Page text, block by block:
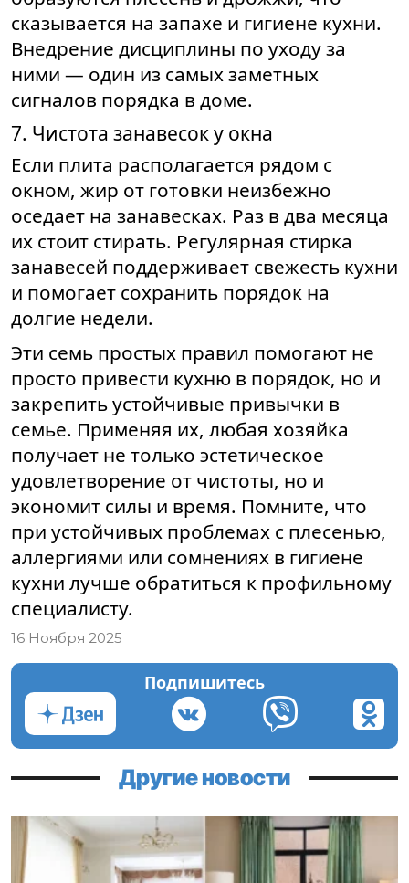
сказывается на запахе и гигиене кухни.
Внедрение дисциплины по уходу за
ними — один из самых заметных
сигналов порядка в доме.
7. Чистота занавесок у окна
Если плита располагается рядом с
окном, жир от готовки неизбежно
оседает на занавесках. Раз в два месяца
их стоит стирать. Регулярная стирка
занавесей поддерживает свежесть кухни
и помогает сохранить порядок на
долгие недели.
Эти семь простых правил помогают не
просто привести кухню в порядок, но и
закрепить устойчивые привычки в
семье. Применяя их, любая хозяйка
получает не только эстетическое
удовлетворение от чистоты, но и
экономит силы и время. Помните, что
при устойчивых проблемах с плесенью,
аллергиями или сомнениях в гигиене
кухни лучше обратиться к профильному
специалисту.
16 Ноября 2025
Подпишитесь
Другие новости